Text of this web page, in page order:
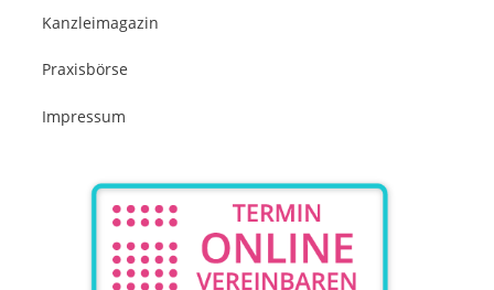
Kanzleimagazin
Praxisbörse
Impressum